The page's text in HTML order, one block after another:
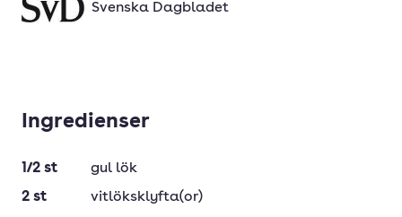
Svenska Dagbladet
Ingredienser
1/2 st
gul lök
2 st
vitlöksklyfta(or)